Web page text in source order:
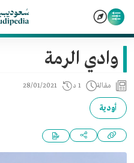
وادي الرمة
مقالة 1 د 28/01/2021
أودية